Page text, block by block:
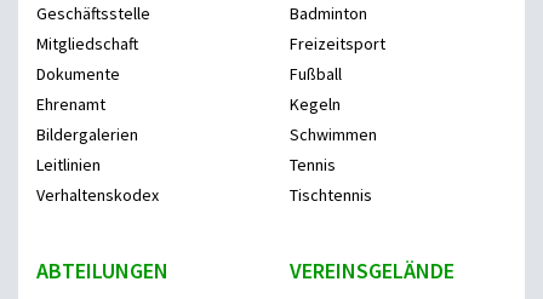
Geschäftsstelle
Mitgliedschaft
Dokumente
Ehrenamt
Bildergalerien
Leitlinien
Verhaltenskodex
Badminton
Freizeitsport
Fußball
Kegeln
Schwimmen
Tennis
Tischtennis
ABTEILUNGEN VEREINSGELÄNDE